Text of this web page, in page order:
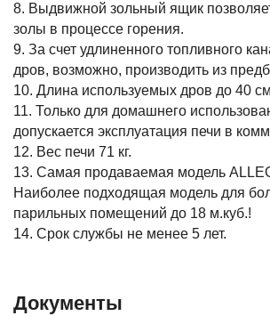
8. Выдвижной зольный ящик
золы в процессе горения.
9. За счет удлиненного топливного
дров, возможно, производить из
10. Длина используемых дров до 40
11. Только для домашнего
допускается эксплуатация печи в
12. Вес печи 71 кг.
13. Самая продаваемая модель
Наиболее подходящая модель для
парильных помещений до 18 м.куб.!
14. Срок службы не менее 5 лет.
Документы